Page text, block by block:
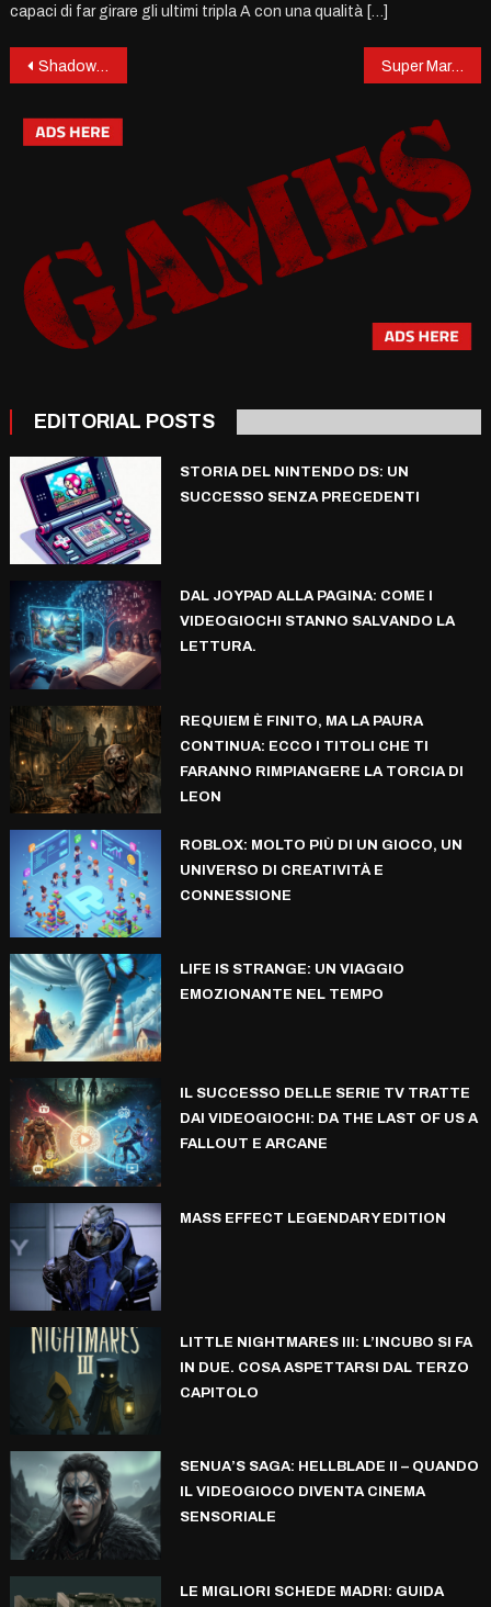
capaci di far girare gli ultimi tripla A con una qualità […]
Post
navigation
Shadow Labyrinth: L’Inaspettata Rivisitazione di un’Icona dei Videogiochi Super Mario 64: La Rivoluzione a 64 Bit che Ha Cambiato i Videogiochi
EDITORIAL POSTS
STORIA DEL NINTENDO DS: UN
SUCCESSO SENZA PRECEDENTI
DAL JOYPAD ALLA PAGINA: COME I
VIDEOGIOCHI STANNO SALVANDO LA
LETTURA.
REQUIEM È FINITO, MA LA PAURA
CONTINUA: ECCO I TITOLI CHE TI
FARANNO RIMPIANGERE LA TORCIA DI
LEON
ROBLOX: MOLTO PIÙ DI UN GIOCO, UN
UNIVERSO DI CREATIVITÀ E
CONNESSIONE
LIFE IS STRANGE: UN VIAGGIO
EMOZIONANTE NEL TEMPO
IL SUCCESSO DELLE SERIE TV TRATTE
DAI VIDEOGIOCHI: DA THE LAST OF US A
FALLOUT E ARCANE
MASS EFFECT LEGENDARY EDITION
LITTLE NIGHTMARES III: L’INCUBO SI FA
IN DUE. COSA ASPETTARSI DAL TERZO
CAPITOLO
SENUA’S SAGA: HELLBLADE II – QUANDO
IL VIDEOGIOCO DIVENTA CINEMA
SENSORIALE
LE MIGLIORI SCHEDE MADRI: GUIDA